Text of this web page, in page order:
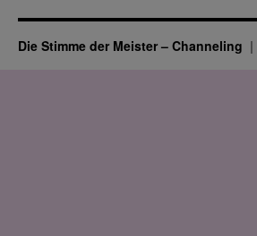
Die Stimme der Meister – Channeling